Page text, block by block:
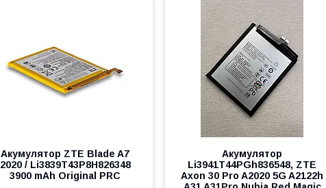
Акумулятор ZTE Blade A7
2020 / Li3839T43P8H826348
3900 mAh Original PRC
Акумулятор
Li3941T44PGh836548, ZTE
Axon 30 Pro A2020 5G A2122h